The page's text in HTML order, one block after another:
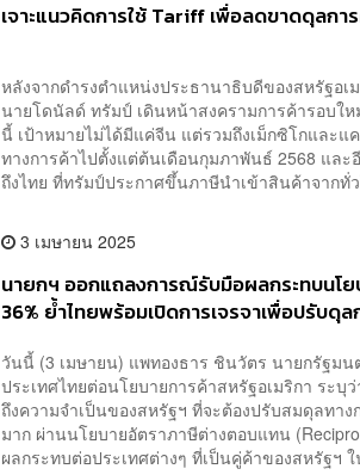
เจาะแนวคิดการใช้ Tariff เพื่อลดขาดดุลก
หลังจากดำรงตำแหน่งประธานาธิบดีของสหรัฐอเ
นายโดนัลด์ ทรัมป์ เดินหน้าสงครามการค้ารอบให
นี้ เป้าหมายไม่ได้มีแค่จีน แต่รวมถึงเม็กซิโกและแ
ทางการค้าไปตั้งแต่ต้นเดือนกุมภาพันธ์ 2568 และ
ถึงไทย ที่ทรัมป์ประกาศขึ้นภาษีนำเข้าสินค้าจากทั่
3 เมษายน 2025
นายกฯ ออกแถลงการณ์รับมือผลกระทบนโย
36% ย้ำไทยพร้อมเปิดการเจรจาเพื่อปรับดุล
วันนี้ (3 เมษายน) แพทองธาร ชินวัตร นายกรัฐม
ประเทศไทยต่อนโยบายการค้าสหรัฐอเมริกา ระบุ
ถึงความจำเป็นของสหรัฐฯ ที่จะต้องปรับสมดุลทา
มาก ผ่านนโยบายอัตราภาษีต่างตอบแทน
ผลกระทบต่อประเทศต่างๆ ที่เป็นคู่ค้าของสหรัฐฯ